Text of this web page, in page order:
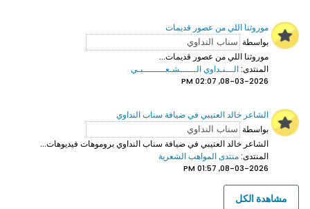
موروثنا اللي من عصور قديمات
بواسطة
موروثنا اللي من عصور قديمات...
المنتدى:الـــنـداوي الــــــشـعــــــــبـي
08-03-2026, 02:07 PM
الشاعر خالد العتيبي في ضيافة سناب النداوي
بواسطة
الشاعر خالد العتيبي في ضيافة سناب النداوي بروموهات فيديوهات...
المنتدى:منتدى المواهب الشعرية
08-03-2026, 01:57 PM
مشاهدة الكل